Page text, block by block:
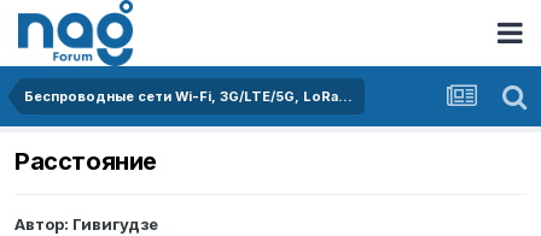
Беспроводные сети Wi-Fi, 3G/LTE/5G, LoRa...
Расстояние
Автор: Гивигудзе